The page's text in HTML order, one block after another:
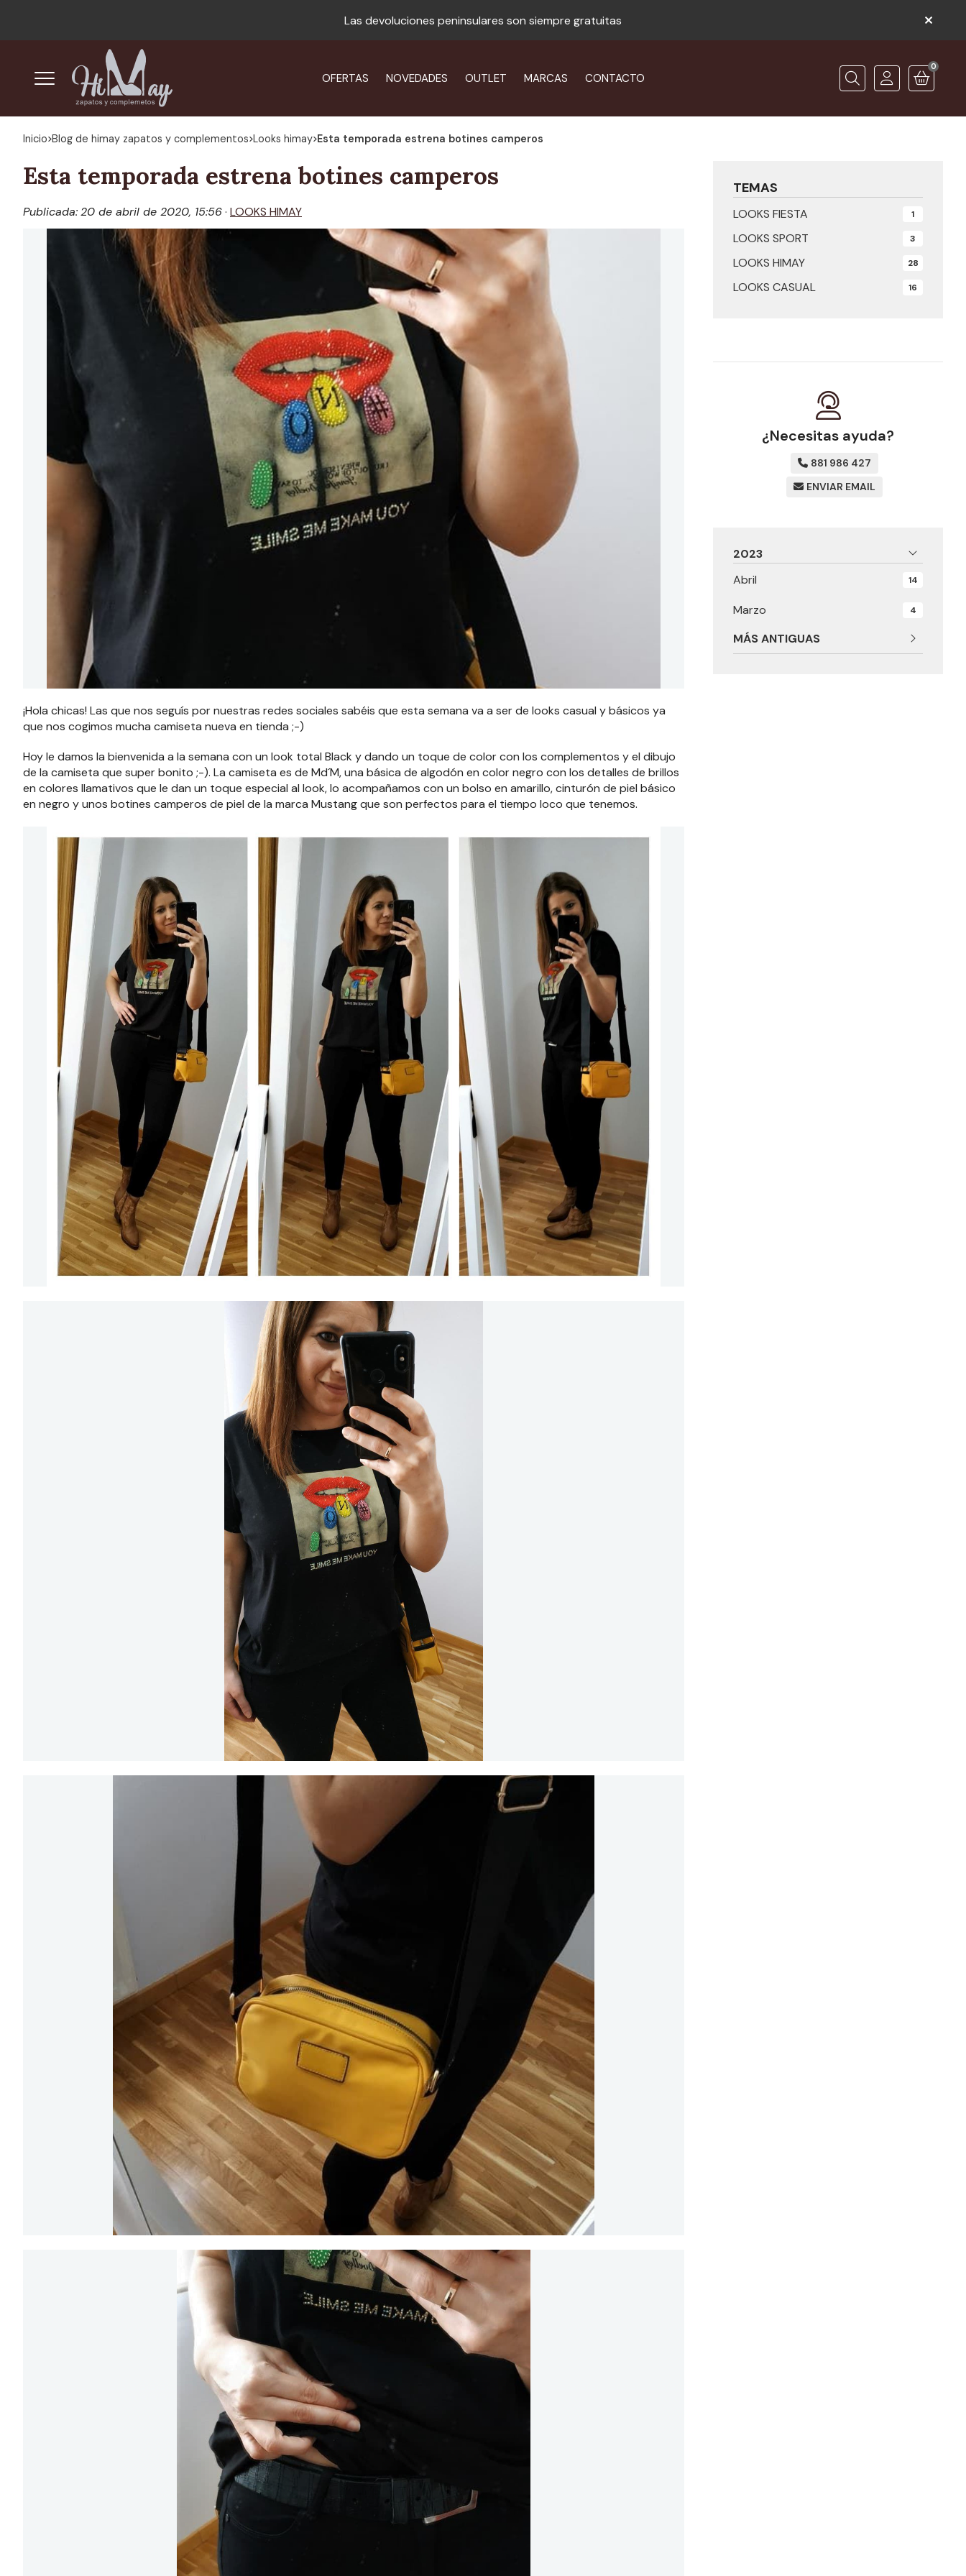
Las devoluciones peninsulares son siempre gratuitas
OFERTAS NOVEDADES OUTLET MARCAS CONTACTO Buscar
0
Inicio blog de himay zapatos y complementos looks himay Esta temporada estrena botines camperos
TEMAS
LOOKS CASUAL 16
LOOKS FIESTA 1
LOOKS SPORT 3
LOOKS HIMAY 28
Esta temporada estrena botines camperos
Publicada:20 de abril de 2020, 15:56· LOOKS HIMAY
¡Hola chicas! Las que nos seguís por nuestras redes sociales sabéis que esta semana va a ser de looks casual y básicos ya
que nos cogimos mucha camiseta nueva en tienda ;-)
Hoy le damos la bienvenida a la semana con un look total Black y dando un toque de color con los complementos y el dibujo
de la camiseta que super bonito ;-). La camiseta es de Md´M, una básica de algodón en color negro con los detalles de brillos
en colores llamativos que le dan un toque especial al look, lo acompañamos con un bolso en amarillo, cinturón de piel básico
en negro y unos botines camperos de piel de la marca Mustang que son perfectos para el tiempo loco que tenemos.
¿Necesitas ayuda?
881 986 427
ENVIAR EMAIL
2023
Abril
14
Marzo 4
MÁS ANTIGUAS